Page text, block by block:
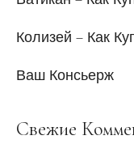
Колизей – Как
Ваш Консьерж
Свежие